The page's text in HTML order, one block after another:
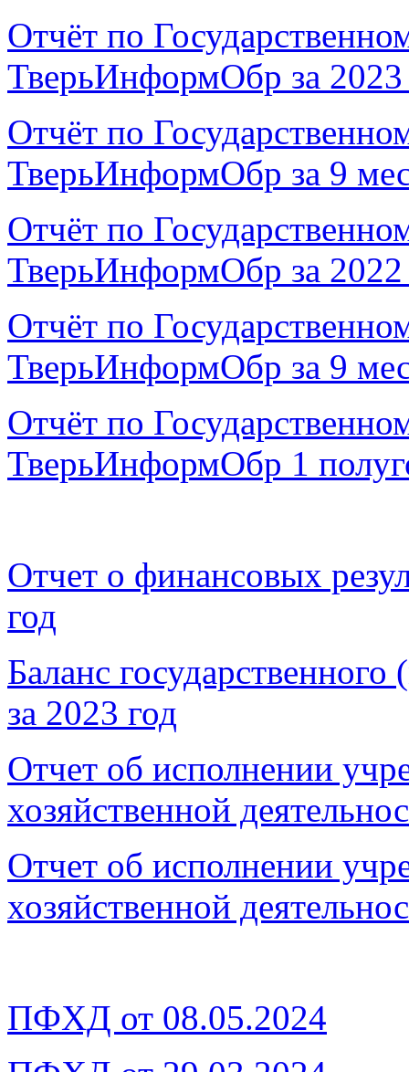
Отчёт по
ТверьИнформОбр за 2023
Отчёт по
ТверьИнформОбр за 9
Отчёт по
ТверьИнформОбр за
Отчёт по
ТверьИнформОбр за 9
Отчёт по
ТверьИнформОбр 1
Отчет о финансовых
год
Баланс
за 2023 год
Отчет об исполнении
хозяйственной
Отчет об исполнении
хозяйственной
ПФХД от 08.05.2024